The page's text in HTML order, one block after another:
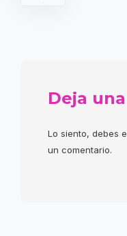
Deja
Lo siento, debes
un comentario.